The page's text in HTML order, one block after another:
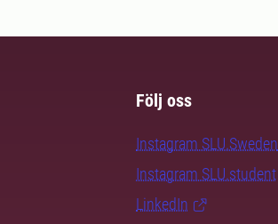
Följ oss
Instagram SLU.Sweden
Instagram SLU.student
LinkedIn